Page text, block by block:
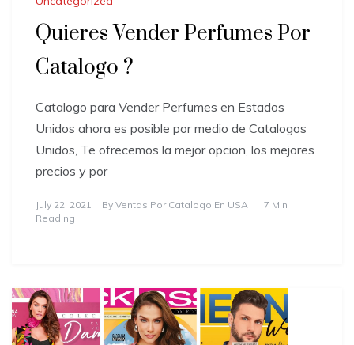
Quieres Vender Perfumes Por
Catalogo ?
Catalogo para Vender Perfumes en Estados
Unidos ahora es posible por medio de Catalogos
Unidos, Te ofrecemos la mejor opcion, los mejores
precios y por
July 22, 2021 By Ventas Por Catalogo En USA
7 Min
Reading